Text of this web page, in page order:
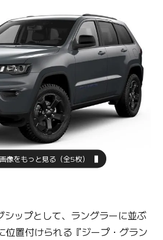
像をもっと見る（全5枚）
ップとして、ラングラーに並ぶ
置付けられる『ジープ・グラン